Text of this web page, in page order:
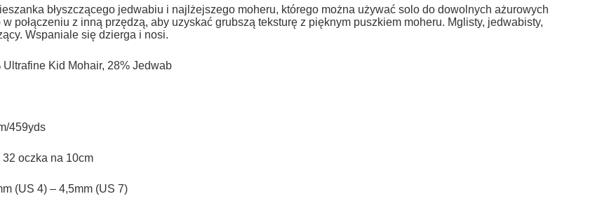
koszyka do koszyka do koszyka
Cena nie zawiera ewentualnych kosztów
płatności
błyszczącego jedwabiu i najlżejszego moheru, którego można używać solo do dowolnych ażurowych
połączeniu z inną przędzą, aby uzyskać grubszą teksturę z pięknym puszkiem moheru. Mglisty, jedwabisty,
Wspaniale się dzierga i nosi.
Ultrafine Kid Mohair, 28% Jedwab
459yds
32 oczka na 10cm
(US 4) – 4,5mm (US 7)